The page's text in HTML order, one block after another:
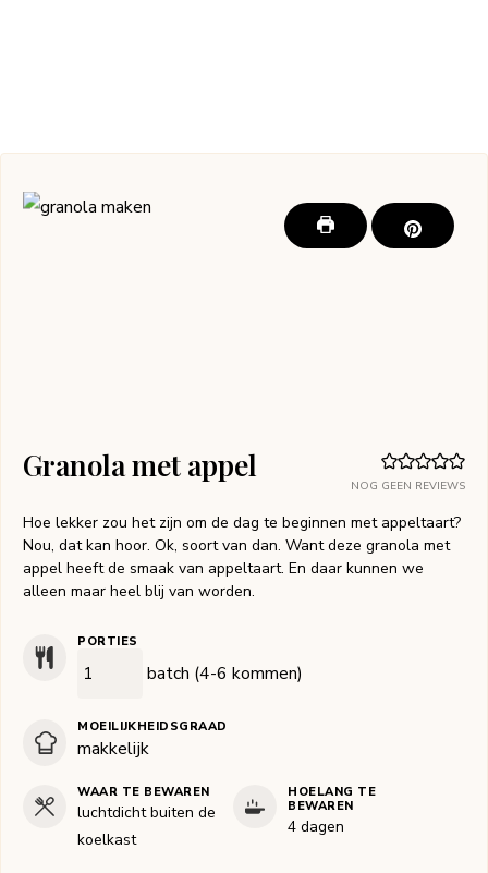
NOG GEEN REVIEWS
Granola met appel
Hoe lekker zou het zijn om de dag te beginnen met appeltaart?
Nou, dat kan hoor. Ok, soort van dan. Want deze granola met
appel heeft de smaak van appeltaart. En daar kunnen we
alleen maar heel blij van worden.
PORTIES
batch (4-6 kommen)
MOEILIJKHEIDSGRAAD
makkelijk
WAAR TE BEWAREN
luchtdicht buiten de
koelkast
HOELANG TE
BEWAREN
4 dagen